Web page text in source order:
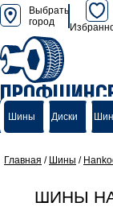
Выбрать
город
группа компаний
Шины Диски
Главная / Шины /
ШИНЫ